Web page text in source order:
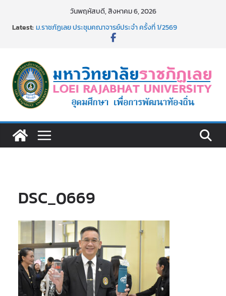
วันพฤหัสบดี, สิงหาคม 6, 2026
Latest:ม.ราชภัฏเลย ประชุมคณาจารย์ประจำ ครั้งที่ 1/2569
ประกาศผู้ชนะการเสนอราคา จ้างทำปกปริญญาบัตร จำนวน
บำเพ็ญสาธารณกุศล 69
รายชื่อผู้ผ่านการสอบแข่งขันเพื่อเป็นลูกจ้างชั่วคราว (รายวัน)
สังกัดมหาวิทยาลัยราชภัฏเลย ด้วยเงินนอกงบประมาณ ประเภท
เงินรายได้
รายชื่อผู้มีสิทธิเข้าพักอาศัยอาคารชุดสำหรับบุคลากร สาย
DSC_0669